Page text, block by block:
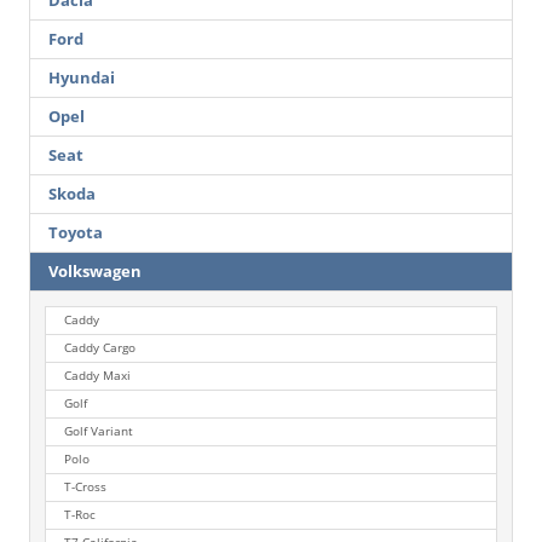
Ford
Hyundai
Opel
Seat
Skoda
Toyota
Volkswagen
Caddy
Caddy Cargo
Caddy Maxi
Golf
Golf Variant
Polo
T-Cross
T-Roc